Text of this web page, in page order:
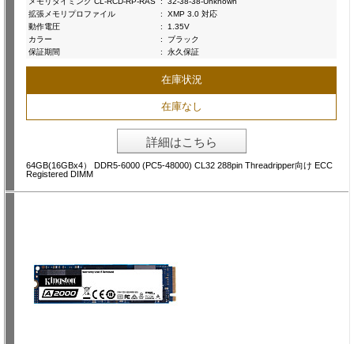
拡張メモリプロファイル
:
XMP 3.0 対応
動作電圧
:
1.35V
カラー
:
ブラック
保証期間
: 永久保証
在庫状況
在庫なし
詳細はこちら
64GB(16GBx4） DDR5-6000 (PC5-48000) CL32 288pin Threadripper向け ECC
Registered DIMM